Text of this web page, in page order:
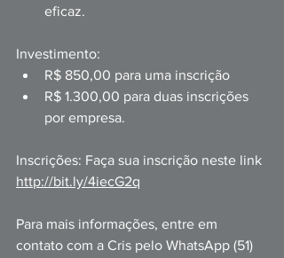
eficaz.
Investimento:
R$ 850,00 para uma inscrição
R$ 1.300,00 para duas inscrições
por empresa.
Inscrições: Faça sua inscrição neste link
http://bit.ly/4iecG2q
Para mais informações, entre em
contato com a Cris pelo WhatsApp (51)